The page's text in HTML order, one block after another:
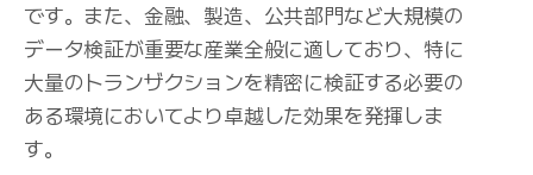
です。また、金融、製造、公共部門など大規模の
データ検証が重要な産業全般に適しており、特に
大量のトランザクションを精密に検証する必要の
ある環境においてより卓越した効果を発揮しま
す。